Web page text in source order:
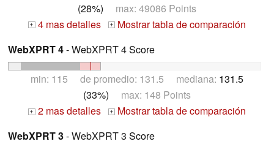
(28%) max: 49086 Points
+ 4 mas detalles +
Mostrar tabla de comparación
WebXPRT 4- WebXPRT 4 Score
min: 115 de promedio: 131.5 mediana: 131.5
(33%) max: 148 Points
+ 2 mas detalles +
Mostrar tabla de comparación
WebXPRT 3- WebXPRT 3 Score